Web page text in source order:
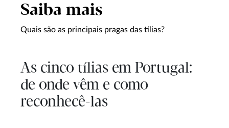
Saiba mais
Quais são as principais pragas das tílias?
As cinco tílias em Portugal:
de onde vêm e como
reconhecê-las